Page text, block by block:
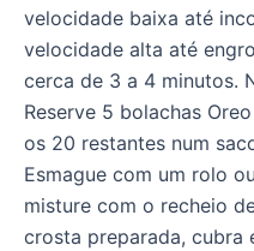
velocidade baixa até
velocidade alta até
cerca de 3 a 4 minutos.
Reserve 5 bolachas
os 20 restantes num
Esmague com um rolo
misture com o recheio
crosta preparada, cubra